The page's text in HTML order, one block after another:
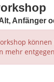
Anfänger
mehr